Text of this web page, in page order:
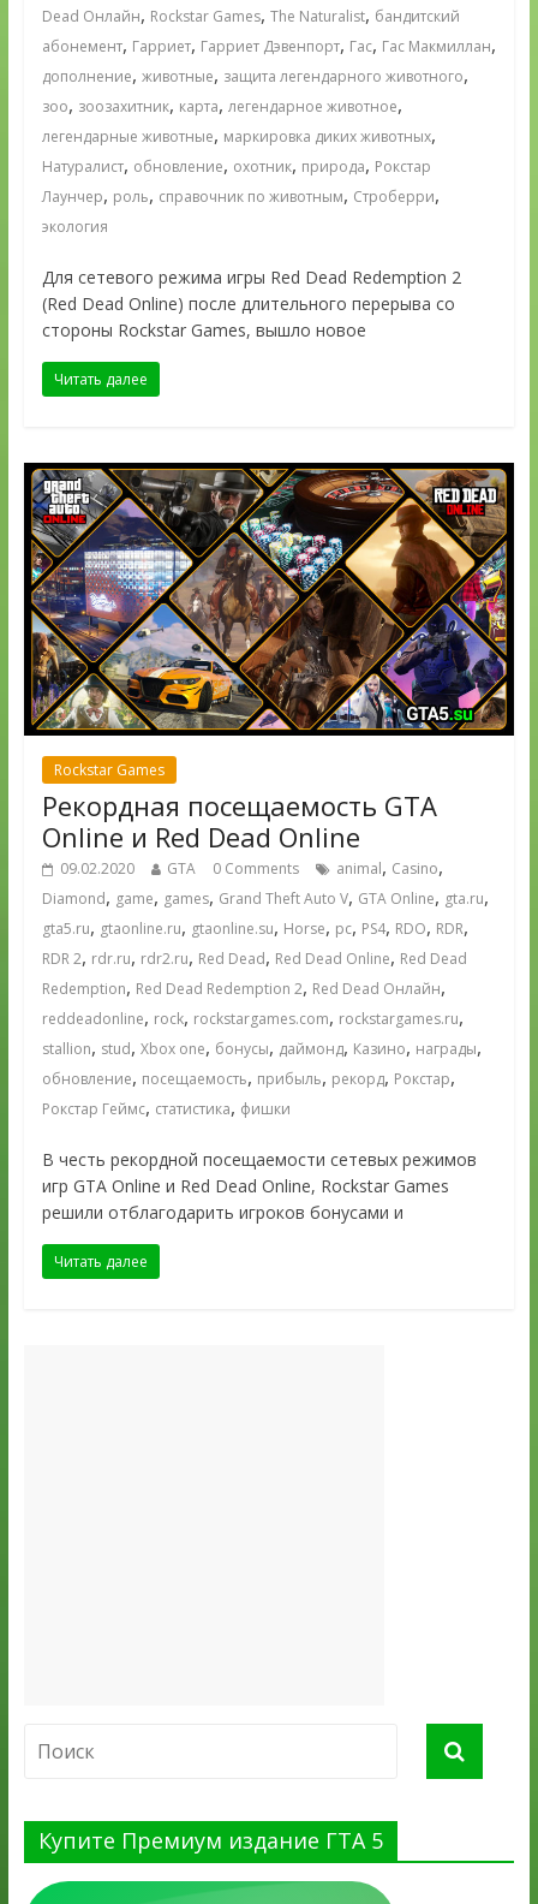
Dead Онлайн, Rockstar Games, The Naturalist, бандитский
абонемент, Гарриет, Гарриет Дэвенпорт, Гас, Гас Макмиллан,
дополнение, животные, защита легендарного животного,
зоо, зоозахитник, карта, легендарное животное,
легендарные животные, маркировка диких животных,
Натуралист, обновление, охотник, природа, Рокстар
Лаунчер, роль, справочник по животным, Строберри,
экология
Для сетевого режима игры Red Dead Redemption 2
(Red Dead Online) после длительного перерыва со
стороны Rockstar Games, вышло новое
Читать далее
Rockstar Games
Рекордная посещаемость GTA
Online и Red Dead Online
09.02.2020 GTA 0 Comments animal, Casino,
Diamond, game, games, Grand Theft Auto V, GTA Online, gta.ru,
gta5.ru, gtaonline.ru, gtaonline.su, Horse, pc, PS4, RDO, RDR,
RDR 2, rdr.ru, rdr2.ru, Red Dead, Red Dead Online, Red Dead
Redemption, Red Dead Redemption 2, Red Dead Онлайн,
reddeadonline, rock, rockstargames.com, rockstargames.ru,
stallion, stud, Xbox one, бонусы, даймонд, Казино, награды,
обновление, посещаемость, прибыль, рекорд, Рокстар,
Рокстар Геймс, статистика, фишки
В честь рекордной посещаемости сетевых режимов
игр GTA Online и Red Dead Online, Rockstar Games
решили отблагодарить игроков бонусами и
Читать далее
Купите Премиум издание ГТА 5